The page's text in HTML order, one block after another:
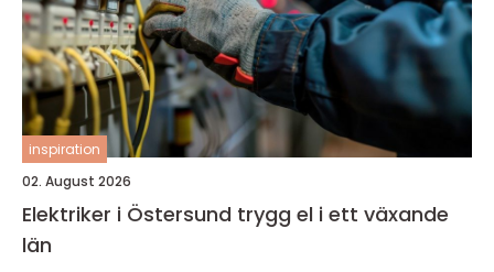
inspiration
02. August 2026
Elektriker i Östersund trygg el i ett växande
län